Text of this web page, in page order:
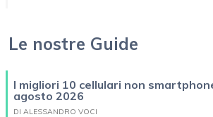
Le nostre Guide
I migliori 10 cellulari non
agosto 2026
DI ALESSANDRO VOCI